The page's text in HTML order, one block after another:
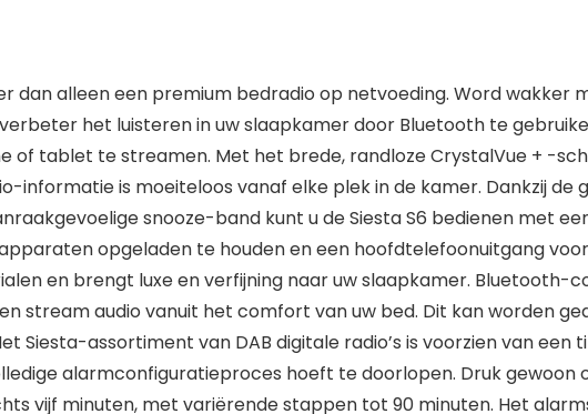
dan alleen een premium bedradio op netvoeding. Word wakker
het luisteren in uw slaapkamer door Bluetooth te
tablet te streamen. Met het brede, randloze CrystalVue + -
informatie is moeiteloos vanaf elke plek in de kamer. Dankzij de
snooze-band kunt u de Siesta S6 bedienen met
opgeladen te houden en een hoofdtelefoonuitgang voor
en brengt luxe en verfijning naar uw slaapkamer. Bluetooth-
stream audio vanuit het comfort van uw bed. Dit kan worden
Siesta-assortiment van DAB digitale radio’s is voorzien van
alarmconfiguratieproces hoeft te doorlopen. Druk gewoon
vijf minuten, met variërende stappen tot 90 minuten. Het